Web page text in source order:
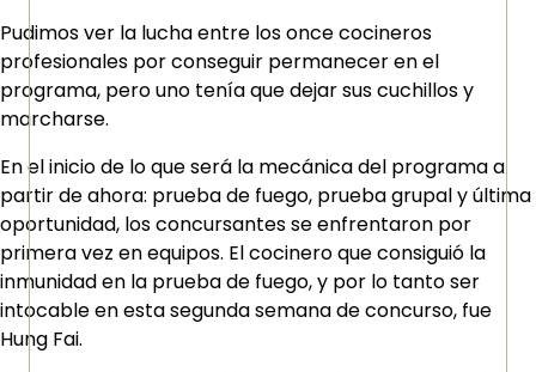
Pudimos ver la lucha entre los once cocineros
profesionales por conseguir permanecer en el
programa, pero uno tenía que dejar sus cuchillos y
marcharse.
En el inicio de lo que será la mecánica del programa a
partir de ahora: prueba de fuego, prueba grupal y última
oportunidad, los concursantes se enfrentaron por
primera vez en equipos. El cocinero que consiguió la
inmunidad en la prueba de fuego, y por lo tanto ser
intocable en esta segunda semana de concurso, fue
Hung Fai.